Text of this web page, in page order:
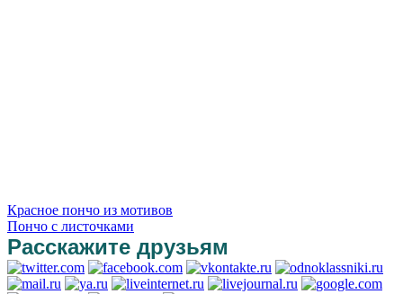
Красное пончо из мотивов
Пончо с листочками
Расскажите друзьям